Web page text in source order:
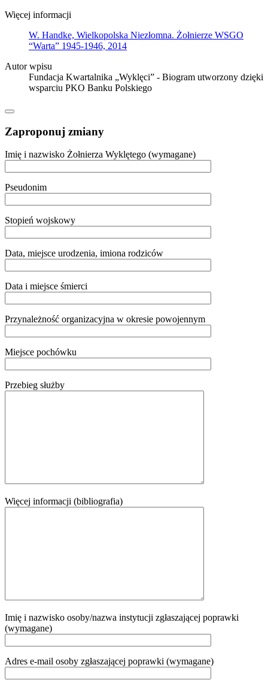
Więcej informacji
W. Handke, Wielkopolska Niezłomna. Żołnierze WSGO
“Warta” 1945-1946, 2014
Autor wpisu
Fundacja Kwartalnika „Wyklęci” - Biogram utworzony dzięki
wsparciu PKO Banku Polskiego
Zaproponuj zmiany
Imię i nazwisko Żołnierza Wyklętego (wymagane)
Pseudonim
Stopień wojskowy
Data, miejsce urodzenia, imiona rodziców
Data i miejsce śmierci
Przynależność organizacyjna w okresie powojennym
Miejsce pochówku
Przebieg służby
Więcej informacji (bibliografia)
Imię i nazwisko osoby/nazwa instytucji zgłaszającej poprawki
(wymagane)
Adres e-mail osoby zgłaszającej poprawki (wymagane)